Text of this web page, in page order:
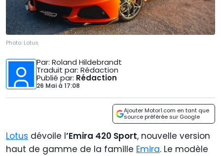
Photo: Lotus
Par: Roland Hildebrandt
Traduit par: Rédaction
Publié par: Rédaction
26 Mai à 17:08
Ajouter Motor1.com en tant que
source préférée sur Google
Lotus dévoile l’Emira 420 Sport, nouvelle version
haut de gamme de la famille Emira. Le modèle